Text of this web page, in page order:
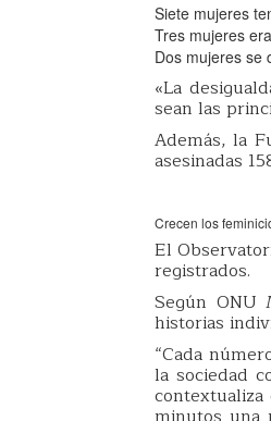
Siete mujeres
Tres mujeres
Dos mujeres se
«La
sean las
Además, la
asesinadas
Crecen los
El
registrados.
Según ONU
historias
“Cada
la sociedad